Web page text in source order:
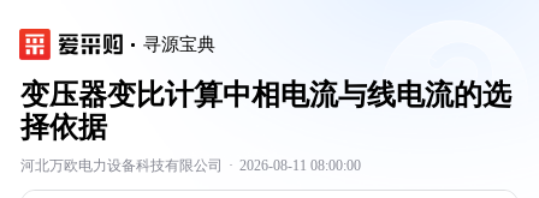
寻源宝典
变压器变比计算中相电流与线电流的选
择依据
河北万欧电力设备科技有限公司 · 2026-08-11 08:00:00